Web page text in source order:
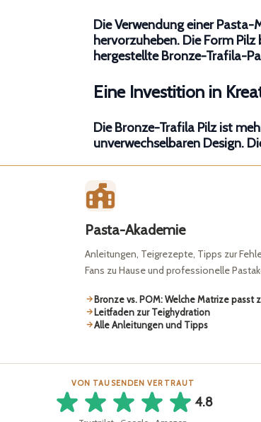
Die Verwendung einerPasta-
hervorzuheben. DieForm Pilz
hergestellteBronze-Trafila-
Eine Investition in
DieBronze-Trafila Pilzist
unverwechselbaren Design.
Pasta-Akademie
Anleitungen, Teigrezepte, Tipps zur
Fans zu Hause und professionelle
Bronze vs. POM: Welche Matrize passt
Leitfaden zur Teighydration
Alle Anleitungen und Tipps
VON TAUSENDEN VERTRAUT
4.8